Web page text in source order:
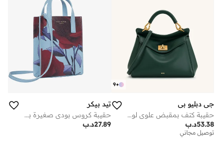
+
9
جي دبليو بي
حقيبة كتف بمقبض علوي لوسيا
د.ب53.38
توصيل مجاني
تيد بيكر
حقيبة كروس بودي صغيرة بطبعة وردة
د.ب27.89